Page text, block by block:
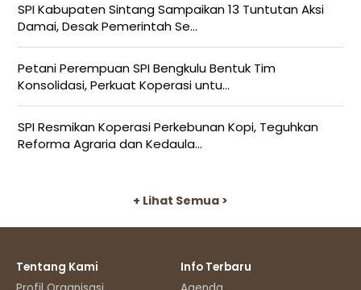
SPI Kabupaten Sintang Sampaikan 13 Tuntutan Aksi
Damai, Desak Pemerintah Se...
Petani Perempuan SPI Bengkulu Bentuk Tim
Konsolidasi, Perkuat Koperasi untu...
SPI Resmikan Koperasi Perkebunan Kopi, Teguhkan
Reforma Agraria dan Kedaula...
+ Lihat Semua >
Tentang Kami
Info Terbaru